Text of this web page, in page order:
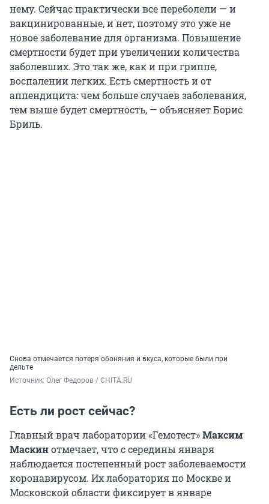
нему. Сейчас практически все переболели — и
вакцинированные, и нет, поэтому это уже не
новое заболевание для организма. Повышение
смертности будет при увеличении количества
заболевших. Это так же, как и при гриппе,
воспалении легких. Есть смертность и от
аппендицита: чем больше случаев заболевания,
тем выше будет смертность, — объясняет Борис
Бриль.
Cнова отмечается потеря обоняния и вкуса, которые были при
дельте
Источник: Олег Федоров / CHITA.RU
Есть ли рост сейчас?
Главный врач лаборатории «Гемотест»Максим
Маскинотмечает, что с середины января
наблюдается постепенный рост заболеваемости
коронавирусом. Их лаборатория по Москве и
Московской области фиксирует в январе